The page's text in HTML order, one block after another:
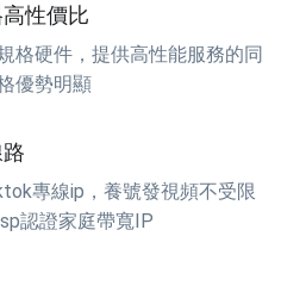
性價比
格硬件，提供高性能服務的同
優勢明顯
專線ip，養號發視頻不受限
認證家庭帶寬IP